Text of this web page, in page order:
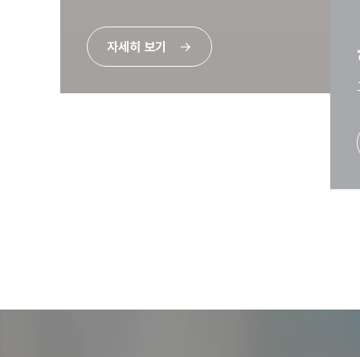
자세히 보기